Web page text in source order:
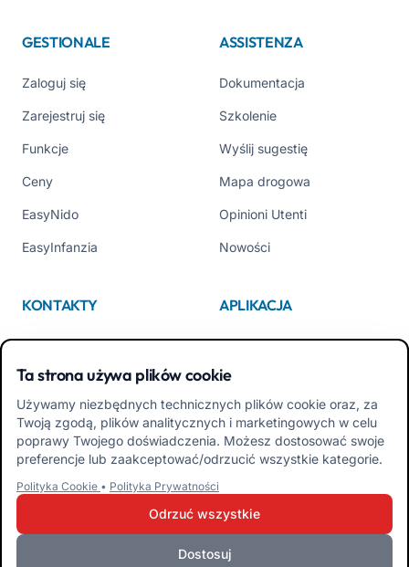
GESTIONALE
Zaloguj się
Zarejestruj się
Funkcje
Ceny
EasyNido
EasyInfanzia
ASSISTENZA
Dokumentacja
Szkolenie
Wyślij sugestię
Mapa drogowa
Opinioni Utenti
Nowości
KONTAKTY
Kim jesteśmy
Contattaci
Tel +39 02 84152514
APLIKACJA
App Store
Google Play
Pobierz APK Aplikacja dla
Rodzin
Pobierz APK Aplikacja dla
Ta strona używa plików cookie
Używamy niezbędnych technicznych plików cookie oraz, za
Twoją zgodą, plików analitycznych i marketingowych w celu
poprawy Twojego doświadczenia. Możesz dostosować swoje
preferencje lub zaakceptować/odrzucić wszystkie kategorie.
Polityka Cookie • Polityka Prywatności
Odrzuć wszystkie
Dostosuj